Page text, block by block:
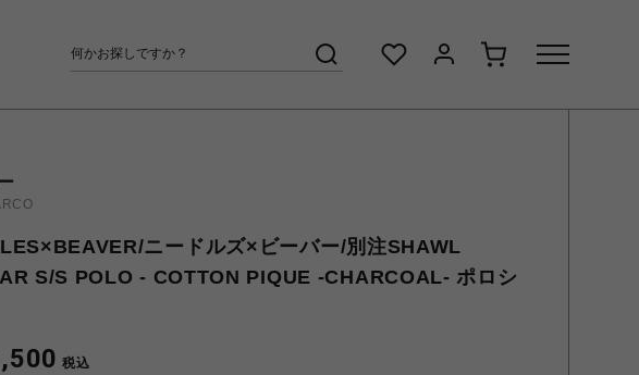
ニードルズ×ビーバー/別注SHAWL
S/S POLO - COTTON PIQUE -CHARCOAL- ポロシ
税込